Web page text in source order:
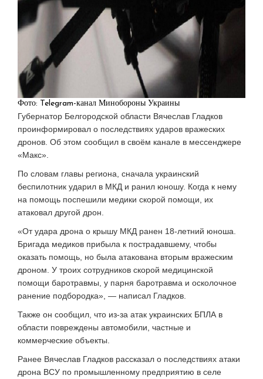
Фото: Telegram-канал Минобороны Украины
Губернатор Белгородской области Вячеслав Гладков
проинформировал о последствиях ударов вражеских
дронов. Об этом сообщил в своём канале в мессенджере
«Макс».
По словам главы региона, сначала украинский
беспилотник ударил в МКД и ранил юношу. Когда к нему
на помощь поспешили медики скорой помощи, их
атаковал другой дрон.
«От удара дрона о крышу МКД ранен 18-летний юноша.
Бригада медиков прибыла к пострадавшему, чтобы
оказать помощь, но была атакована вторым вражеским
дроном. У троих сотрудников скорой медицинской
помощи баротравмы, у парня баротравма и осколочное
ранение подбородка», — написал Гладков.
Также он сообщил, что из-за атак украинских БПЛА в
области повреждены автомобили, частные и
коммерческие объекты.
Ранее Вячеслав Гладков рассказал о последствиях атаки
дрона ВСУ по промышленному предприятию в селе